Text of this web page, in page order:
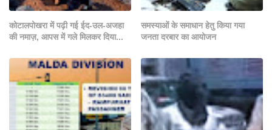
कोटालपोखरा में पढ़ी गई ईद-उल-अजहा
की नमाज़, आपस में गले मिलकर दिया...
समस्याओं के समाधान हेतु किया गया
जनता दरबार का आयोजन